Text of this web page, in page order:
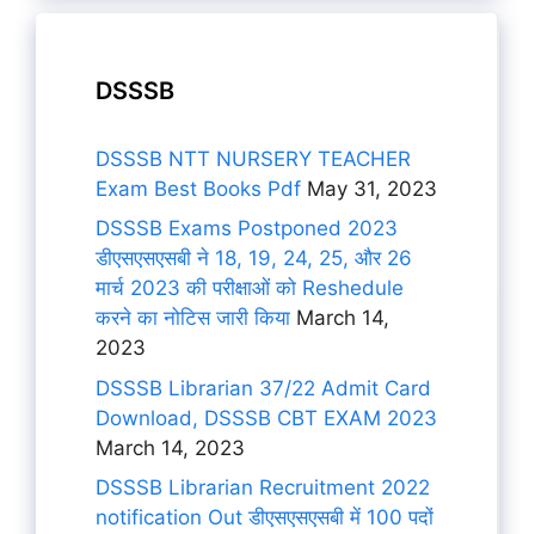
DSSSB
DSSSB NTT NURSERY TEACHER
Exam Best Books Pdf May 31, 2023
DSSSB Exams Postponed 2023
डीएसएसएसबी ने 18, 19, 24, 25, और 26
मार्च 2023 की परीक्षाओं को Reshedule
करने का नोटिस जारी किया March 14,
2023
DSSSB Librarian 37/22 Admit Card
Download, DSSSB CBT EXAM 2023
March 14, 2023
DSSSB Librarian Recruitment 2022
notification Out डीएसएसएसबी में 100 पदों